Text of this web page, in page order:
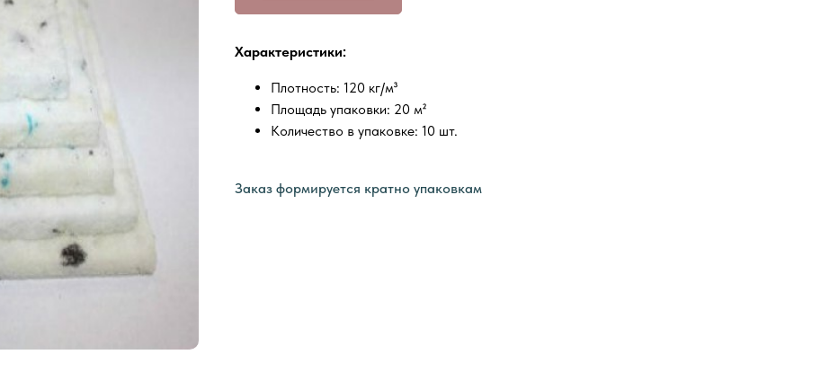
Характеристики:
Плотность: 120 кг/м³
Площадь упаковки: 20 м²
Количество в упаковке: 10 шт.
Заказ формируется кратно упаковкам